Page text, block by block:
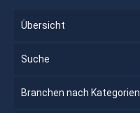
Übersicht
Suche
Branchen nach Kategorien